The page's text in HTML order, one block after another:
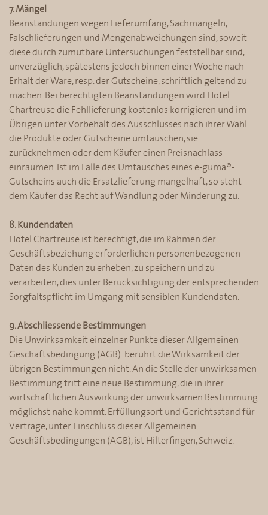
7. Mängel
Beanstandungen wegen Lieferumfang, Sachmängeln,
Falschlieferungen und Mengenabweichungen sind, soweit
diese durch zumutbare Untersuchungen feststellbar sind,
unverzüglich, spätestens jedoch binnen einer Woche nach
Erhalt der Ware, resp. der Gutscheine, schriftlich geltend zu
machen. Bei berechtigten Beanstandungen wird Hotel
Chartreuse die Fehllieferung kostenlos korrigieren und im
Übrigen unter Vorbehalt des Ausschlusses nach ihrer Wahl
die Produkte oder Gutscheine umtauschen, sie
zurücknehmen oder dem Käufer einen Preisnachlass
einräumen. Ist im Falle des Umtausches eines e-guma®-
Gutscheins auch die Ersatzlieferung mangelhaft, so steht
dem Käufer das Recht auf Wandlung oder Minderung zu.
8. Kundendaten
Hotel Chartreuse ist berechtigt, die im Rahmen der
Geschäftsbeziehung erforderlichen personenbezogenen
Daten des Kunden zu erheben, zu speichern und zu
verarbeiten, dies unter Berücksichtigung der entsprechenden
Sorgfaltspflicht im Umgang mit sensiblen Kundendaten.
9. Abschliessende Bestimmungen
Die Unwirksamkeit einzelner Punkte dieser Allgemeinen
Geschäftsbedingung (AGB) berührt die Wirksamkeit der
übrigen Bestimmungen nicht. An die Stelle der unwirksamen
Bestimmung tritt eine neue Bestimmung, die in ihrer
wirtschaftlichen Auswirkung der unwirksamen Bestimmung
möglichst nahe kommt. Erfüllungsort und Gerichtsstand für
Verträge, unter Einschluss dieser Allgemeinen
Geschäftsbedingungen (AGB), ist Hilterfingen, Schweiz.